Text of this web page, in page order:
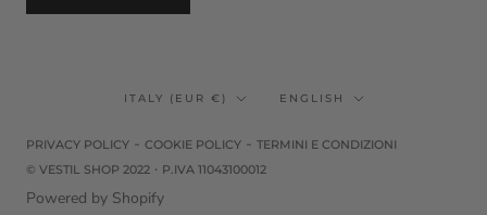
Country/region
ITALY (EUR €) Language
ENGLISH
PRIVACY POLICY - COOKIE POLICY - TERMINI E CONDIZIONI
© VESTIL SHOP 2022 · P.IVA 11043100012
Powered by Shopify